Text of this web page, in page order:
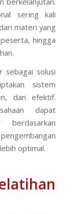
sering kali
materi yang
hingga
sebagai solusi
sistem
dan efektif.
dapat
berdasarkan
optimal.